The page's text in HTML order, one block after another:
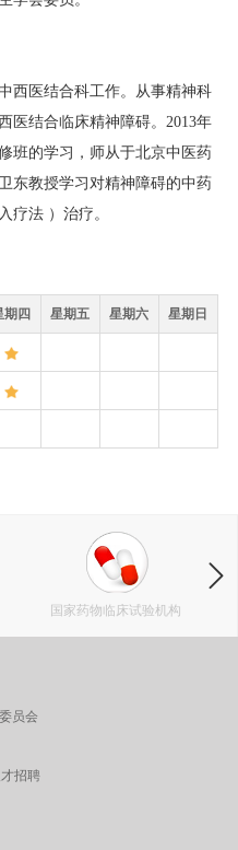
西医结合科工作。从事精神科
医结合临床精神障碍。2013年
班的学习，师从于北京中医药
东教授学习对精神障碍的中药
疗法 ）治疗。
期四 星期五 星期六 星期日
国家药物临床试验机构
员会
才招聘